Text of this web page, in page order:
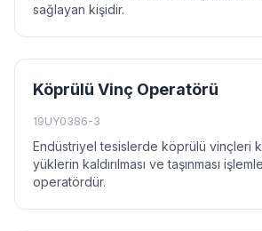
sağlayan kişidir.
Köprülü Vinç Operatörü
19UY0386-3
Endüstriyel tesislerde köprülü vinçleri
yüklerin kaldırılması ve taşınması
operatördür.